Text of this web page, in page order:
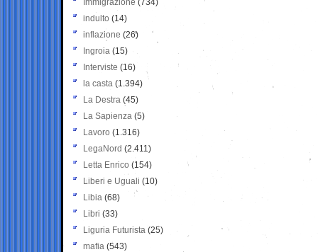
Immigrazione (734)
indulto (14)
inflazione (26)
Ingroia (15)
Interviste (16)
la casta (1.394)
La Destra (45)
La Sapienza (5)
Lavoro (1.316)
LegaNord (2.411)
Letta Enrico (154)
Liberi e Uguali (10)
Libia (68)
Libri (33)
Liguria Futurista (25)
mafia (543)